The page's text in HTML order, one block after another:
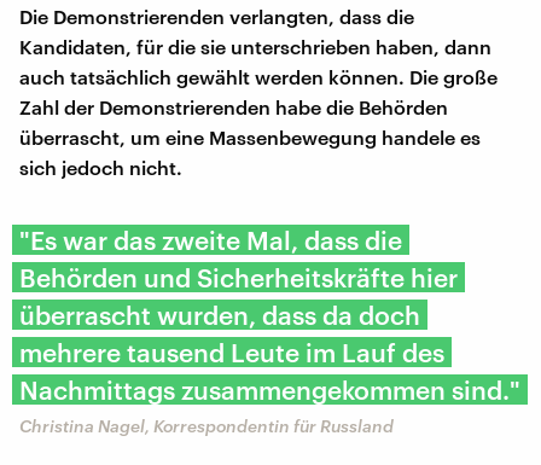
Die Demonstrierenden verlangten, dass die
Kandidaten, für die sie unterschrieben haben, dann
auch tatsächlich gewählt werden können. Die große
Zahl der Demonstrierenden habe die Behörden
überrascht, um eine Massenbewegung handele es
sich jedoch nicht.
"Es war das zweite Mal, dass die
Behörden und Sicherheitskräfte hier
überrascht wurden, dass da doch
mehrere tausend Leute im Lauf des
Nachmittags zusammengekommen sind."
Christina Nagel, Korrespondentin für Russland